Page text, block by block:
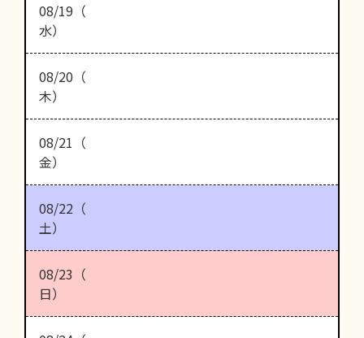
08/19（
水）
08/20（
木）
08/21（
金）
08/22（
土）
08/23（
日）